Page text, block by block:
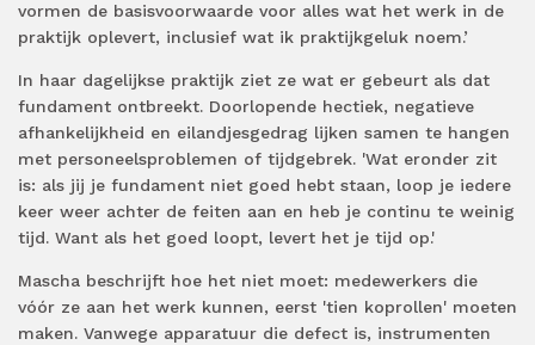
vormen de basisvoorwaarde voor alles wat het werk in de
praktijk oplevert, inclusief wat ik praktijkgeluk noem.’
In haar dagelijkse praktijk ziet ze wat er gebeurt als dat
fundament ontbreekt. Doorlopende hectiek, negatieve
afhankelijkheid en eilandjesgedrag lijken samen te hangen
met personeelsproblemen of tijdgebrek. 'Wat eronder zit
is: als jij je fundament niet goed hebt staan, loop je iedere
keer weer achter de feiten aan en heb je continu te weinig
tijd. Want als het goed loopt, levert het je tijd op.'
Mascha beschrijft hoe het niet moet: medewerkers die
vóór ze aan het werk kunnen, eerst 'tien koprollen' moeten
maken. Vanwege apparatuur die defect is, instrumenten